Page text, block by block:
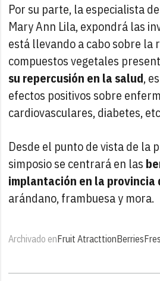
Por su parte, la especialista
Mary Ann Lila, expondrá las
está llevando a cabo sobre la
compuestos vegetales
su repercusión en la salud,
efectos positivos sobre
cardiovasculares, diabetes,
Desde el punto de vista de la
simposio se centrará en las
implantación en la provincia
arándano, frambuesa y mora.
Archivado enFruit AtracttionBerries